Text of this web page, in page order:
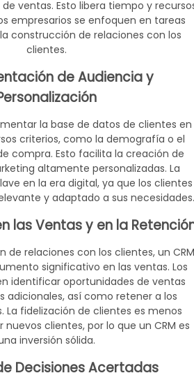
ventas. Esto libera tiempo y
empresarios se enfoquen en tareas
construcción de relaciones con los
clientes.
de Audiencia y
la base de datos de clientes en
criterios, como la demografía o el
compra. Esto facilita la creación de
altamente personalizadas. La
en la era digital, ya que los clientes
y adaptado a sus necesidades.
las Ventas y en la
de relaciones con los clientes, un CRM
significativo en las ventas. Los
identificar oportunidades de ventas
adicionales, así como retener a los
La fidelización de clientes es menos
clientes, por lo que un CRM es
inversión sólida.
Decisiones Acertadas